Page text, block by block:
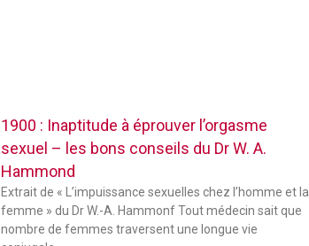
1900 : Inaptitude à éprouver l’orgasme
sexuel – les bons conseils du Dr W. A.
Hammond
Extrait de « L’impuissance sexuelles chez l’homme et la
femme » du Dr W.-A. Hammonf Tout médecin sait que
nombre de femmes traversent une longue vie